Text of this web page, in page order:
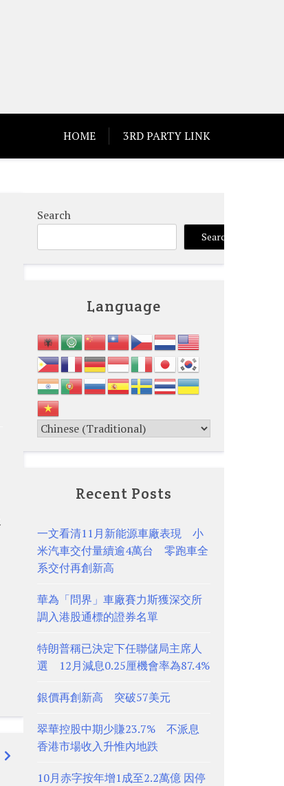
HOME 3RD PARTY LINK
Search
Search
Language
Recent Posts
一文看清11月新能源車廠表現 小
米汽車交付量續逾4萬台 零跑車全
系交付再創新高
華為「問界」車廠賽力斯獲深交所
調入港股通標的證券名單
特朗普稱已決定下任聯儲局主席人
選 12月減息0.25厘機會率為87.4%
銀價再創新高 突破57美元
翠華控股中期少賺23.7% 不派息
香港市場收入升惟內地跌
10月赤字按年增1成至2.2萬億 因停